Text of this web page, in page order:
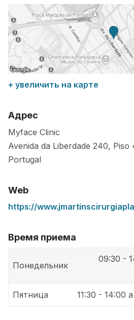
+ увеличить на карте
Адрес
Myface Clinic
Avenida da Liberdade 240, Piso
Portugal
Web
https://
Время приема
Понедельник
09:30 -
Пятница 11:30 - 14:00